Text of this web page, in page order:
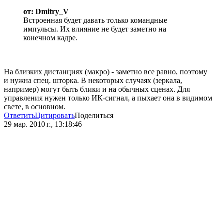
от: Dmitry_V
Встроенная будет давать только командные
импульсы. Их влияние не будет заметно на
конечном кадре.
На близких дистанциях (макро) - заметно все равно, поэтому
и нужна спец. шторка. В некоторых случаях (зеркала,
например) могут быть блики и на обычных сценах. Для
управления нужен только ИК-сигнал, а пыхает она в видимом
свете, в основном.
ОтветитьЦитироватьПоделиться
29 мар. 2010 г., 13:18:46